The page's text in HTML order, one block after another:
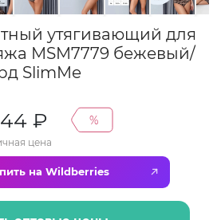
утягивающий для
МSM7779 бежевый/
SlimMe
₽
цена
%
на Wildberries